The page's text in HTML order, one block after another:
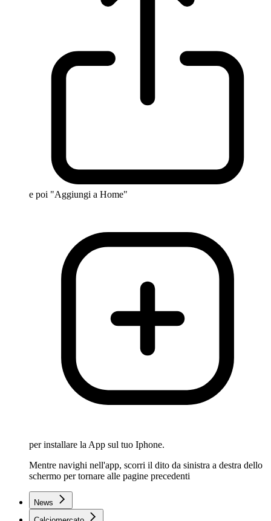
e poi "Aggiungi a Home"
per installare la App sul tuo Iphone.
Mentre navighi nell'app, scorri il dito da sinistra a destra dello
schermo per tornare alle pagine precedenti
News